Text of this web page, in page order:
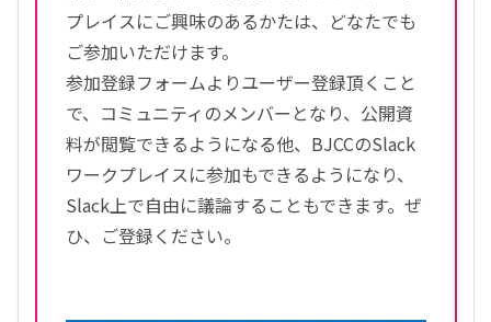
プレイスにご興味のあるかたは、どなたでも
ご参加いただけます。
参加登録フォームよりユーザー登録頂くこと
で、コミュニティのメンバーとなり、公開資
料が閲覧できるようになる他、BJCCのSlack
ワークプレイスに参加もできるようになり、
Slack上で自由に議論することもできます。ぜ
ひ、ご登録ください。